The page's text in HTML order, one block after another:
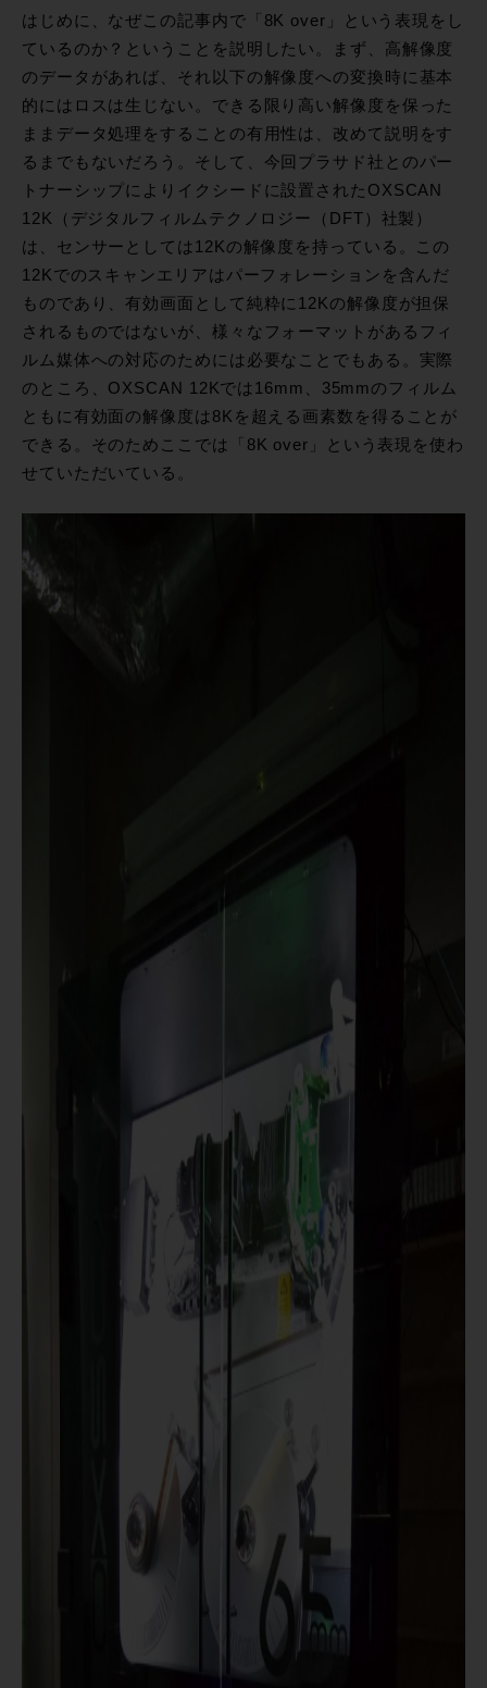
はじめに、なぜこの記事内で「8K over」という表現をし
ているのか？ということを説明したい。まず、高解像度
のデータがあれば、それ以下の解像度への変換時に基本
的にはロスは生じない。できる限り高い解像度を保った
ままデータ処理をすることの有用性は、改めて説明をす
るまでもないだろう。そして、今回プラサド社とのパー
トナーシップによりイクシードに設置されたOXSCAN
12K（デジタルフィルムテクノロジー（DFT）社製）
は、センサーとしては12Kの解像度を持っている。この
12Kでのスキャンエリアはパーフォレーションを含んだ
ものであり、有効画面として純粋に12Kの解像度が担保
されるものではないが、様々なフォーマットがあるフィ
ルム媒体への対応のためには必要なことでもある。実際
のところ、OXSCAN 12Kでは16mm、35mmのフィルム
ともに有効面の解像度は8Kを超える画素数を得ることが
できる。そのためここでは「8K over」という表現を使わ
せていただいている。